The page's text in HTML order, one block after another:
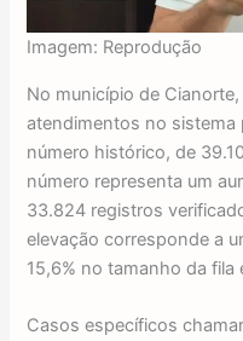
Imagem: Reprodução
No município de
atendimentos no sistema
número histórico, de
número representa um
33.824 registros
elevação corresponde a
15,6% no tamanho da fila
Casos específicos